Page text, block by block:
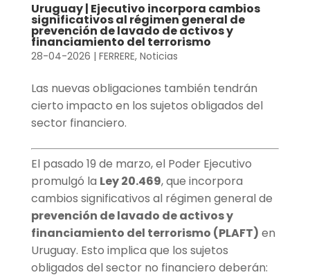
Uruguay | Ejecutivo incorpora cambios
significativos al régimen general de
prevención de lavado de activos y
financiamiento del terrorismo
28-04-2026 | FERRERE, Noticias
Las nuevas obligaciones también tendrán
cierto impacto en los sujetos obligados del
sector financiero.
El pasado 19 de marzo, el Poder Ejecutivo
promulgó la Ley 20.469, que incorpora
cambios significativos al régimen general de
prevención de lavado de activos y
financiamiento del terrorismo (PLAFT) en
Uruguay. Esto implica que los sujetos
obligados del sector no financiero deberán: